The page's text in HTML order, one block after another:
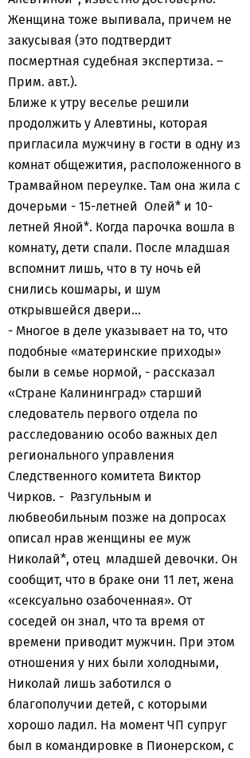
Женщина тоже выпивала, причем не
закусывая (это подтвердит
посмертная судебная экспертиза. –
Прим. авт.).
Ближе к утру веселье решили
продолжить у Алевтины, которая
пригласила мужчину в гости в одну из
комнат общежития, расположенного в
Трамвайном переулке. Там она жила с
дочерьми - 15-летней Олей* и 10-
летней Яной*. Когда парочка вошла в
комнату, дети спали. После младшая
вспомнит лишь, что в ту ночь ей
снились кошмары, и шум
открывшейся двери...
- Многое в деле указывает на то, что
подобные «материнские приходы»
были в семье нормой, - рассказал
«Стране Калининград» старший
следователь первого отдела по
расследованию особо важных дел
регионального управления
Следственного комитета Виктор
Чирков. - Разгульным и
любвеобильным позже на допросах
описал нрав женщины ее муж
Николай*, отец младшей девочки. Он
сообщит, что в браке они 11 лет, жена
«сексуально озабоченная». От
соседей он знал, что та время от
времени приводит мужчин. При этом
отношения у них были холодными,
Николай лишь заботился о
благополучии детей, с которыми
хорошо ладил. На момент ЧП супруг
был в командировке в Пионерском, с